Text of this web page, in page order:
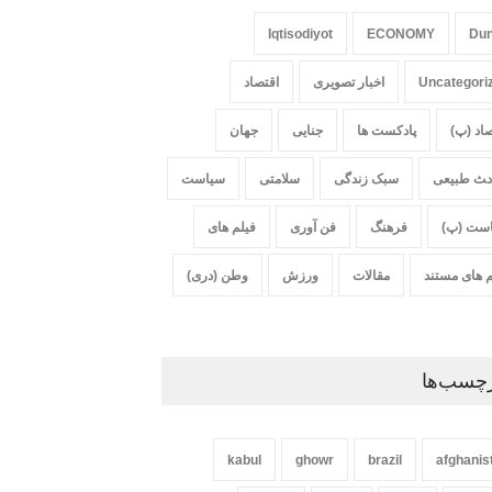
ECONOMY
Iqtisodiyot
اخبار تصویری اقتصاد
(پ) پادکست ها جنایی جهان
طبیعی سبک زندگی سلامتی سیاست
(پ) فرهنگ فن آوری فیلم های
های مستند مقالات ورزش وطن (دری)
brazil
ghowr
kabul